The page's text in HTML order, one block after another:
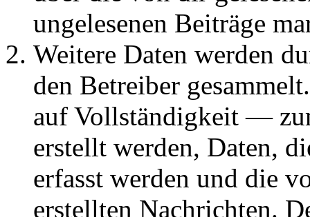
ungelesenen Beiträge
Weitere Daten werden
den Betreiber
auf Vollständigkeit —
erstellt werden, Daten,
erfasst werden und die
erstellten Nachrichten.